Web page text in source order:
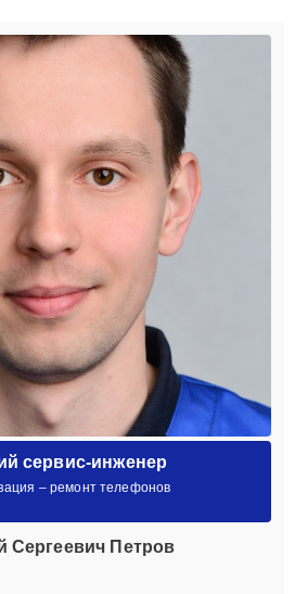
сервис-инженер
– ремонт телефонов
Сергеевич Петров